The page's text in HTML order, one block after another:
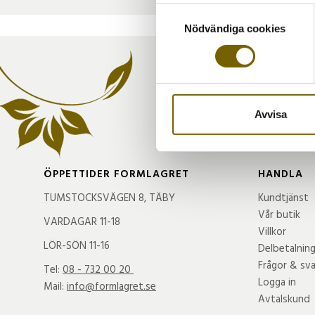
Identifiera din enhet
Ta reda på mer om hur
eller dra tillbaka ditt
sociala medier och
till de sociala medier och
Nödvändiga cookies
Avvisa
ÖPPETTIDER FORMLAGRET
TUMSTOCKSVÄGEN 8, TÄBY
VARDAGAR 11-18
LÖR-SÖN 11-16
Tel: 08 - 732 00 20
Mail: info@formlagret.se
HANDLA
Kundtjänst
Vår butik
Villkor
Delbetalning
Frågor &
Logga in
Avtalskund